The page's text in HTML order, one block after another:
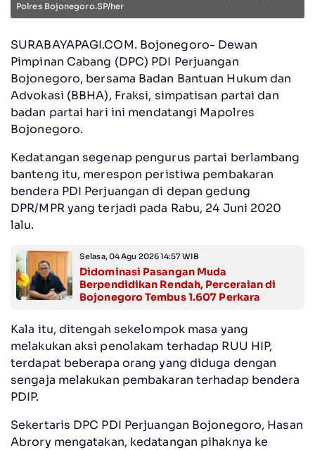
Polres Bojonegoro.SP/her
SURABAYAPAGI.COM. Bojonegoro- Dewan
Pimpinan Cabang (DPC) PDI Perjuangan
Bojonegoro, bersama Badan Bantuan Hukum dan
Advokasi (BBHA), Fraksi, simpatisan partai dan
badan partai hari ini mendatangi Mapolres
Bojonegoro.
Kedatangan segenap pengurus partai berlambang
banteng itu, merespon peristiwa pembakaran
bendera PDI Perjuangan di depan gedung
DPR/MPR yang terjadi pada Rabu, 24 Juni 2020
lalu.
Selasa, 04 Agu 2026 14:57 WIB
Didominasi Pasangan Muda
Berpendidikan Rendah, Perceraian di
Bojonegoro Tembus 1.607 Perkara
Kala itu, ditengah sekelompok masa yang
melakukan aksi penolakam terhadap RUU HIP,
terdapat beberapa orang yang diduga dengan
sengaja melakukan pembakaran terhadap bendera
PDIP.
Sekertaris DPC PDI Perjuangan Bojonegoro, Hasan
Abrory mengatakan, kedatangan pihaknya ke